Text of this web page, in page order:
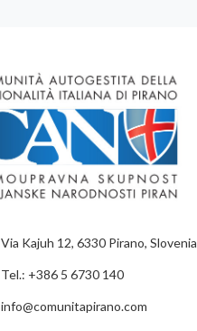
Via Kajuh 12, 6330 Pirano, Slovenia
Tel.: +386 5 6730 140
info@comunitapirano.com